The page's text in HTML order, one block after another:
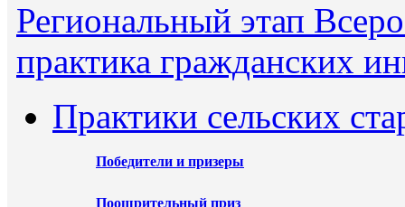
Региональный этап
практика гражданских
Практики сельских
Победители и призеры
Поощрительный приз